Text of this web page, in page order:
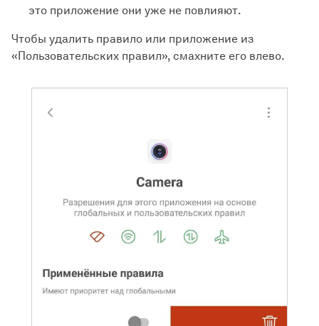
это приложение они уже не повлияют.
Чтобы удалить правило или приложение из
«Пользовательских правил», смахните его влево.